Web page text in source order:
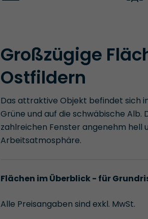
Großzügige
Ostfildern
Das attraktive Objekt befindet sich
Grüne und auf die schwäbische
zahlreichen Fenster angenehm hell
Arbeitsatmosphäre.
Flächen im Überblick - für
Alle Preisangaben sind exkl. MwSt.